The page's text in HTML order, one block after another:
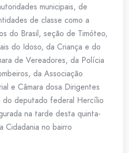
municipais, de
de classe como a
do Brasil, seção de Timóteo,
do Idoso, da Criança e do
de Vereadores, da Polícia
da Associação
e Câmara dosa Dirigentes
do deputado federal Hercílio
na tarde desta quinta-
Cidadania no bairro